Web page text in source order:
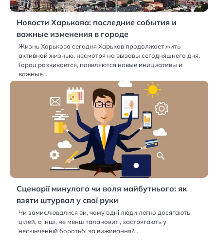
Новости Харькова: последние события и
важные изменения в городе
Жизнь Харькова сегодня Харьков продолжает жить
активной жизнью, несмотря на вызовы сегодняшнего дня.
Город развивается, появляются новые инициативы и
важные…
Сценарії минулого чи воля майбутнього: як
взяти штурвал у свої руки
Чи замислювалися ви, чому одні люди легко досягають
цілей, а інші, не менш талановиті, застрягають у
нескінченній боротьбі за виживання?…